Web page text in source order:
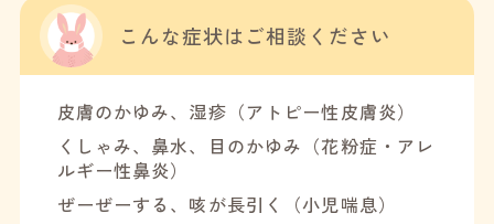
こんな症状はご相談ください
皮膚のかゆみ、 湿疹（アトピー性皮膚炎）
くしゃみ、鼻水、目のかゆみ（花粉症・アレ
ルギー性鼻炎）
ぜーぜーする、咳が長引く
（小児喘息）